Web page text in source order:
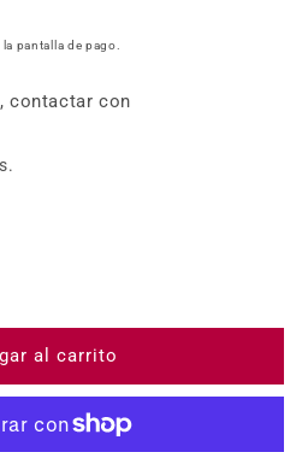
pantalla de pago.
contactar con
Canon EOS R5C
cantidad para Canon EOS
al carrito